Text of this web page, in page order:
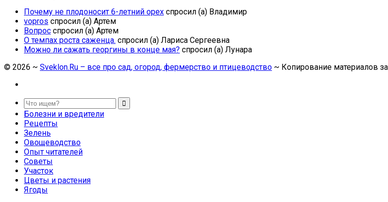
Почему не плодоносит 6-летний орех спросил (а) Владимир
vopros спросил (а) Артем
Вопрос спросил (а) Артем
О темпах роста саженца. спросил (а) Лариса Сергеевна
Можно ли сажать георгины в конце мая? спросил (а) Лунара
© 2026 ~ Sveklon.Ru – все про сад, огород, фермерство и птицеводство ~ Копирование материалов
Болезни и вредители
Рецепты
Зелень
Овощеводство
Опыт читателей
Советы
Участок
Цветы и растения
Ягоды